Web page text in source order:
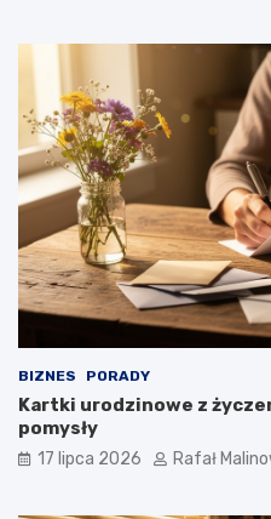
BIZNES PORADY
Kartki urodzinowe z
pomysły
17 lipca 2026 Rafał